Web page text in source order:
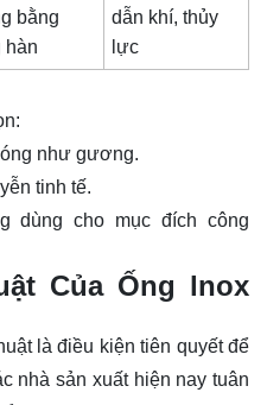
bằng
hàn
dẫn khí, thủy
lực
như gương.
tinh tế.
dùng cho mục đích công
Của Ống lnox
là điều kiện tiên quyết để
nhà sản xuất hiện nay tuân